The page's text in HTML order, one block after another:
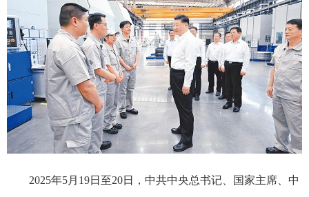
2025年5月19日至20日，中共中央总书记、国家主席、中